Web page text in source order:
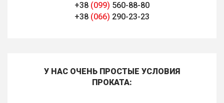
+38 (099) 560-88-80
+38 (066) 290-23-23
У НАС ОЧЕНЬ ПРОСТЫЕ УСЛОВИЯ
ПРОКАТА: